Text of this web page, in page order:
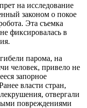
на исследование
законом о покое
Эта съемка
фиксировалась в
парома, на
человек, привело не
запорное
власти стран,
отвергали
повреждениями